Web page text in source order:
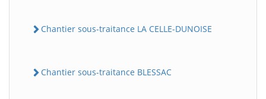
Chantier sous-traitance LA CELLE-DUNOISE
Chantier sous-traitance BLESSAC